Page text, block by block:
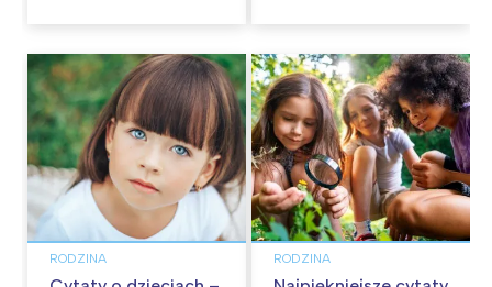
RODZINA RODZINA